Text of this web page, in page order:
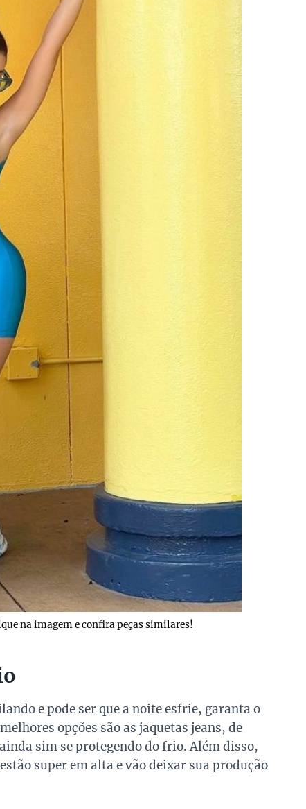
na imagem e confira peças similares!
e pode ser que a noite esfrie, garanta o
opções são as jaquetas jeans, de
sim se protegendo do frio. Além disso,
super em alta e vão deixar sua produção